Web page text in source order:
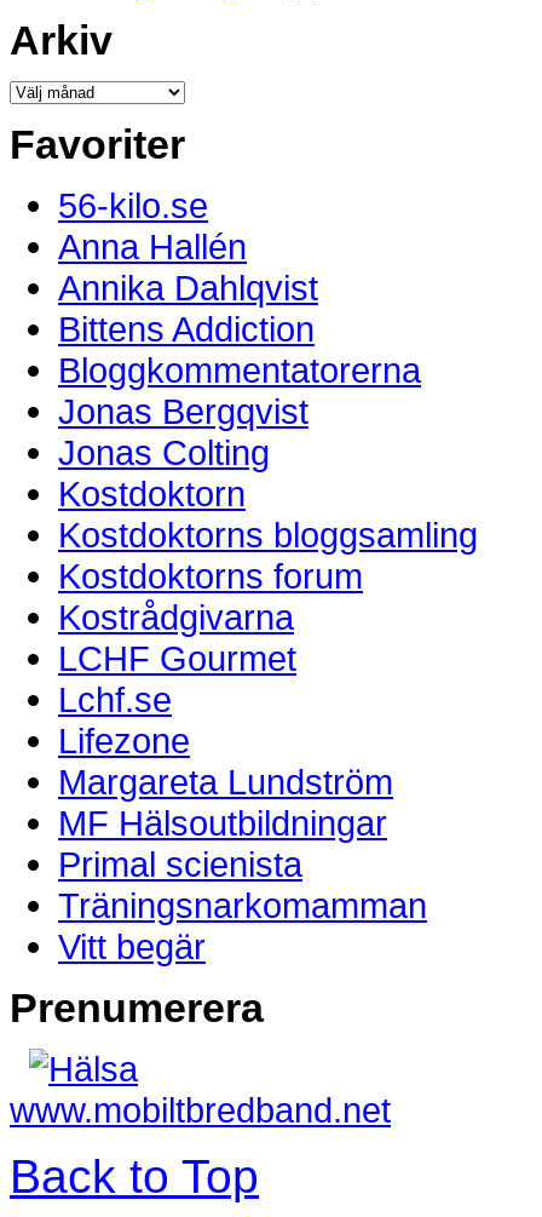
Arkiv
Favoriter
56-kilo.se
Anna Hallén
Annika Dahlqvist
Bittens Addiction
Bloggkommentatorerna
Jonas Bergqvist
Jonas Colting
Kostdoktorn
Kostdoktorns bloggsamling
Kostdoktorns forum
Kostrådgivarna
LCHF Gourmet
Lchf.se
Lifezone
Margareta Lundström
MF Hälsoutbildningar
Primal scienista
Träningsnarkomamman
Vitt begär
Prenumerera
www.mobiltbredband.net
Back to Top